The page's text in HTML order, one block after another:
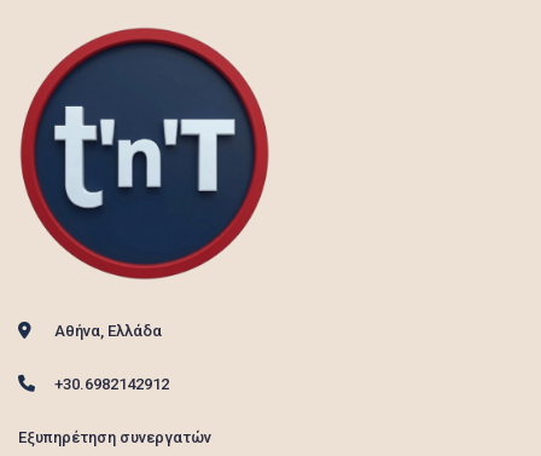
Αθήνα, Ελλάδα
+30.6982142912
Εξυπηρέτηση συνεργατών